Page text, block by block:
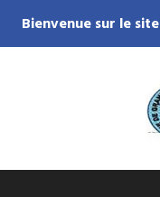
Bienvenue sur le